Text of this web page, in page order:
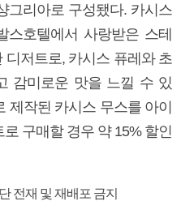
그리아로 구성됐다. 카시스
스호텔에서 사랑받은 스테
저트로, 카시스 퓨레와 초
감미로운 맛을 느낄 수 있
제작된 카시스 무스를 아이
구매할 경우 약 15% 할인
전재 및 재배포 금지